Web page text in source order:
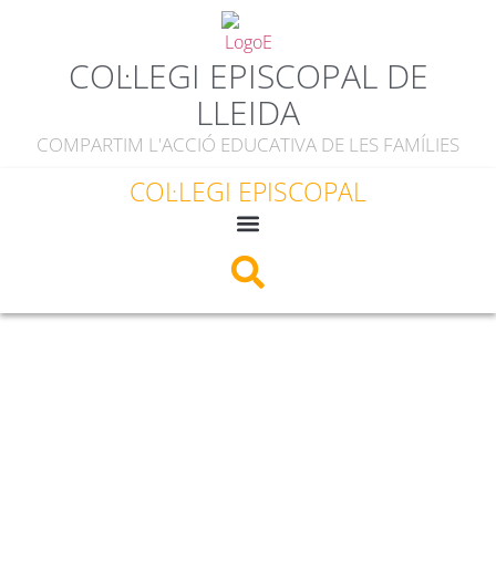
COL·LEGI EPISCOPAL DE
LLEIDA
COMPARTIM L'ACCIÓ EDUCATIVA DE LES FAMÍLIES
COL·LEGI EPISCOPAL